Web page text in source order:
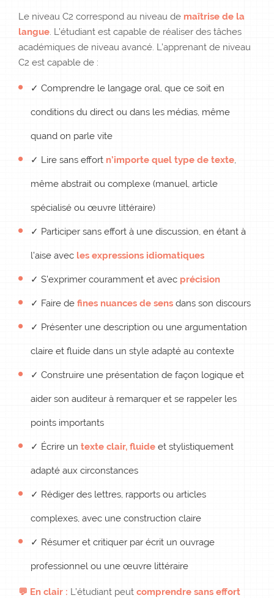
Le niveau C2 correspond au niveau de maîtrise de la
langue. L’étudiant est capable de réaliser des tâches
académiques de niveau avancé. L’apprenant de niveau
C2 est capable de :
✓ Comprendre le langage oral, que ce soit en
conditions du direct ou dans les médias, même
quand on parle vite
✓ Lire sans effort n’importe quel type de texte,
même abstrait ou complexe (manuel, article
spécialisé ou œuvre littéraire)
✓ Participer sans effort à une discussion, en étant à
l’aise avec les expressions idiomatiques
✓ S’exprimer couramment et avec précision
✓ Faire de fines nuances de sens dans son discours
✓ Présenter une description ou une argumentation
claire et fluide dans un style adapté au contexte
✓ Construire une présentation de façon logique et
aider son auditeur à remarquer et se rappeler les
points importants
✓ Écrire un texte clair, fluide et stylistiquement
adapté aux circonstances
✓ Rédiger des lettres, rapports ou articles
complexes, avec une construction claire
✓ Résumer et critiquer par écrit un ouvrage
professionnel ou une œuvre littéraire
💬 En clair : L’étudiant peut comprendre sans effort